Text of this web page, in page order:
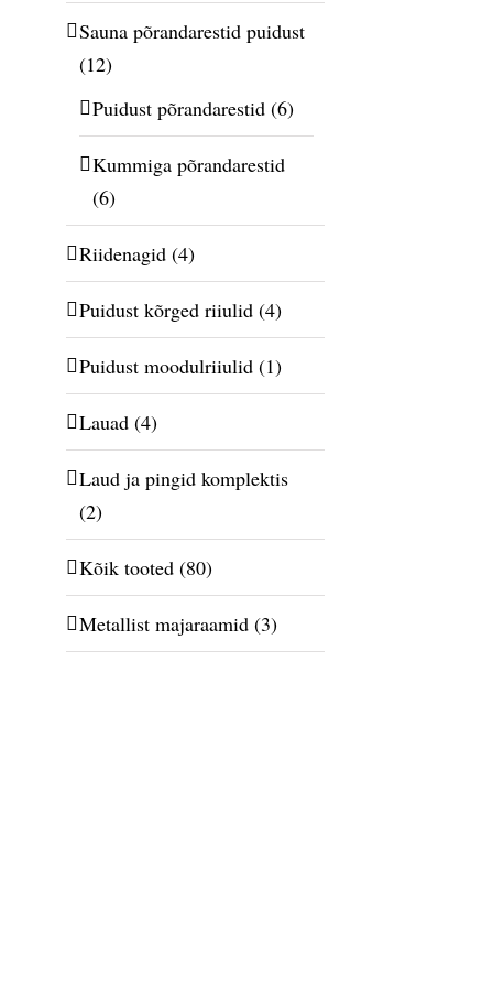
Sauna põrandarestid puidust
(12)
Puidust põrandarestid (6)
Kummiga põrandarestid
(6)
Riidenagid (4)
Puidust kõrged riiulid (4)
Puidust moodulriiulid (1)
Lauad (4)
Laud ja pingid komplektis
(2)
Kõik tooted (80)
Metallist majaraamid (3)